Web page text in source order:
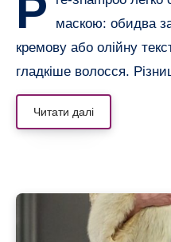
P
маскою: обидва
кремову або олійну
гладкіше волосся.
Читати далі